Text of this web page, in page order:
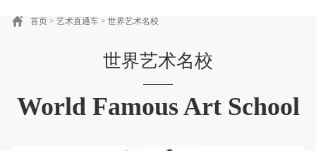
首页> 艺术直通车> 世界艺术名校
世界艺术名校
World Famous Art School